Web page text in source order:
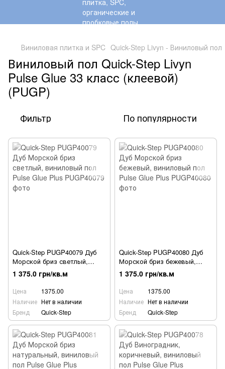
Виниловая плитка и SPC Quick-Step Livyn - Виниловый пол
Виниловый пол Quick-Step Livyn
Pulse Glue 33 класс (клеевой)
(PUGP)
Фильтр По популярности
Quick-Step PUGP40079 Дуб
Морской бриз светлый,
виниловый пол Pulse Glue
Plus
1 375.0 грн/кв.м
Цена
1375.00
Наличие Нет в наличии
Бренд
Quick-Step
Quick-Step PUGP40080 Дуб
Морской бриз бежевый,
виниловый пол Pulse Glue
Plus
1 375.0 грн/кв.м
Цена
1375.00
Наличие Нет в наличии
Бренд
Quick-Step